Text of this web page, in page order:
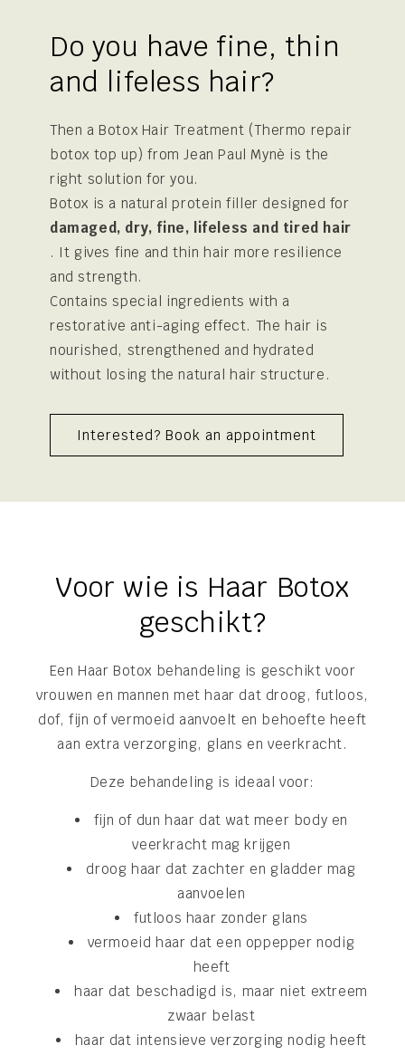
Do you have fine, thin
and lifeless hair?
Then a Botox Hair Treatment (Thermo repair
botox top up) from Jean Paul Mynè is the
right solution for you.
Botox is a natural protein filler designed for
damaged, dry, fine, lifeless and tired hair
. It gives fine and thin hair more resilience
and strength.
Contains special ingredients with a
restorative anti-aging effect. The hair is
nourished, strengthened and hydrated
without losing the natural hair structure.
Interested? Book an appointment
Voor wie is Haar Botox
geschikt?
Een Haar Botox behandeling is geschikt voor
vrouwen en mannen met haar dat droog, futloos,
dof, fijn of vermoeid aanvoelt en behoefte heeft
aan extra verzorging, glans en veerkracht.
Deze behandeling is ideaal voor:
fijn of dun haar dat wat meer body en
veerkracht mag krijgen
droog haar dat zachter en gladder mag
aanvoelen
futloos haar zonder glans
vermoeid haar dat een oppepper nodig
heeft
haar dat beschadigd is, maar niet extreem
zwaar belast
haar dat intensieve verzorging nodig heeft